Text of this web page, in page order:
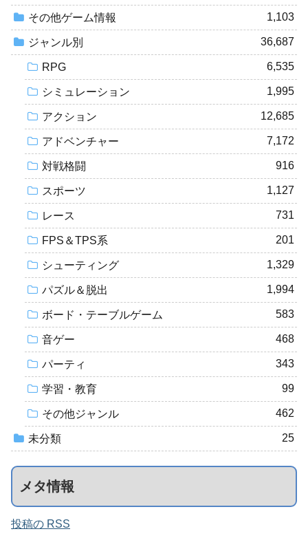
その他ゲーム情報 1,103
ジャンル別 36,687
RPG 6,535
シミュレーション 1,995
アクション 12,685
アドベンチャー 7,172
対戦格闘 916
スポーツ 1,127
レース 731
FPS＆TPS系 201
シューティング 1,329
パズル＆脱出 1,994
ボード・テーブルゲーム 583
音ゲー 468
パーティ 343
学習・教育 99
その他ジャンル 462
未分類 25
メタ情報
投稿の RSS